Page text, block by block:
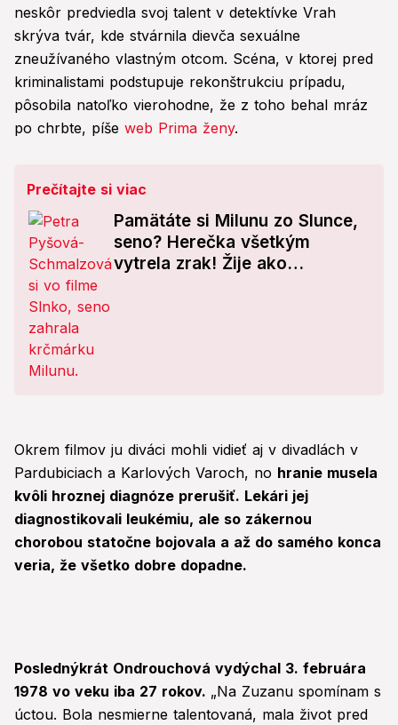
neskôr predviedla svoj talent v detektívke Vrah
skrýva tvár, kde stvárnila dievča sexuálne
zneužívaného vlastným otcom. Scéna, v ktorej pred
kriminalistami podstupuje rekonštrukciu prípadu,
pôsobila natoľko vierohodne, že z toho behal mráz
po chrbte, píše web Prima ženy.
Prečítajte si viac
Pamätáte si Milunu zo Slunce,
seno? Herečka všetkým
vytrela zrak! Žije ako
Okrem filmov ju diváci mohli vidieť aj v divadlách v
Pardubiciach a Karlových Varoch, no hranie musela
kvôli hroznej diagnóze prerušiť. Lekári jej
diagnostikovali leukémiu, ale so zákernou
chorobou statočne bojovala a až do samého konca
veria, že všetko dobre dopadne.
Poslednýkrát Ondrouchová vydýchal 3. februára
1978 vo veku iba 27 rokov. „Na Zuzanu spomínam s
úctou. Bola nesmierne talentovaná, mala život pred